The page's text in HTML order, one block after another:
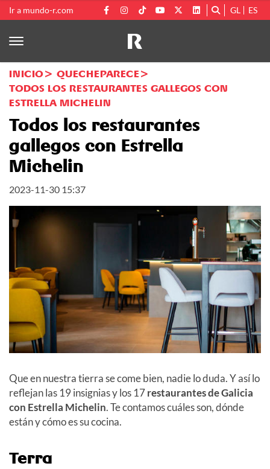
Ir a mundo-r.com GL ES
INICIO
QUECHEPARECE
TODOS LOS RESTAURANTES GALLEGOS CON
ESTRELLA MICHELIN
Todos los restaurantes
gallegos con Estrella
Michelin
2023-11-30 15:37
Que en nuestra tierra se come bien, nadie lo duda. Y así lo
reflejan las 19 insignias y los 17restaurantes de Galicia
con Estrella Michelin. Te contamos cuáles son, dónde
están y cómo es su cocina.
Terra